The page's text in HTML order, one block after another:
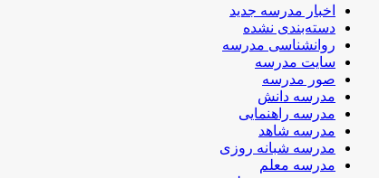
اخبار مدرسه جدید
دسته‌بندی نشده
روانشناسی مدرسه
سایت مدرسه
صور مدرسه
مدرسه دانش
مدرسه راهنمایی
مدرسه شاهد
مدرسه شبانه روزی
مدرسه معلم